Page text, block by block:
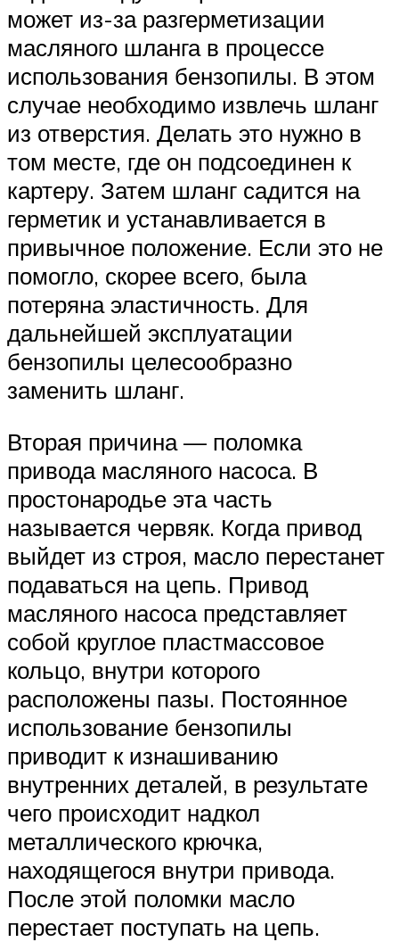
может из-за разгерметизации
масляного шланга в процессе
использования бензопилы. В этом
случае необходимо извлечь шланг
из отверстия. Делать это нужно в
том месте, где он подсоединен к
картеру. Затем шланг садится на
герметик и устанавливается в
привычное положение. Если это не
помогло, скорее всего, была
потеряна эластичность. Для
дальнейшей эксплуатации
бензопилы целесообразно
заменить шланг.
Вторая причина — поломка
привода масляного насоса. В
простонародье эта часть
называется червяк. Когда привод
выйдет из строя, масло перестанет
подаваться на цепь. Привод
масляного насоса представляет
собой круглое пластмассовое
кольцо, внутри которого
расположены пазы. Постоянное
использование бензопилы
приводит к изнашиванию
внутренних деталей, в результате
чего происходит надкол
металлического крючка,
находящегося внутри привода.
После этой поломки масло
перестает поступать на цепь.